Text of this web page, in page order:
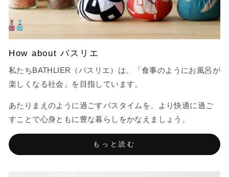
How about バスリエ
私たちBATHLIER（バスリエ）は、「食事のようにお風呂が
楽しくなる社会」を目指しています。
あたりまえのように過ごすバスタイムを、より快適に過ご
すことで心身ともに豊な暮らしをかなえましょう。
もっと読む